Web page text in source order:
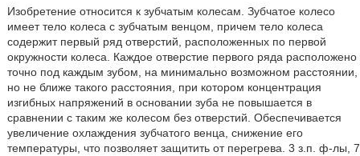
Изобретение относится к зубчатым колесам. Зубчатое колесо
имеет тело колеса с зубчатым венцом, причем тело колеса
содержит первый ряд отверстий, расположенных по первой
окружности колеса. Каждое отверстие первого ряда расположено
точно под каждым зубом, на минимально возможном расстоянии,
но не ближе такого расстояния, при котором концентрация
изгибных напряжений в основании зуба не повышается в
сравнении с таким же колесом без отверстий. Обеспечивается
увеличение охлаждения зубчатого венца, снижение его
температуры, что позволяет защитить от перегрева. 3 з.п. ф-лы, 7